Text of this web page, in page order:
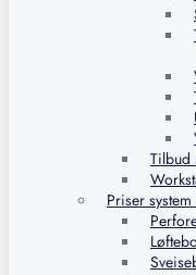
Tilbud
Priser